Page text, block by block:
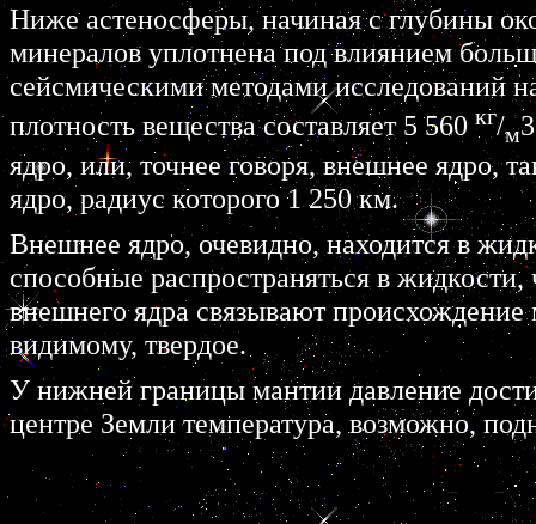
Ниже астеносферы, начиная с глубины
минералов уплотнена под влиянием
сейсмическими методами исследований
плотность вещества составляет 5 560 кг/м
ядро, или, точнее говоря, внешнее ядро,
ядро, радиус которого1 250 км.
Внешнее ядро, очевидно, находится в
способные распространяться в
внешнего ядра связывают
видимому, твердое.
У нижней границы мантии давление
центре Земли температура, возможно,